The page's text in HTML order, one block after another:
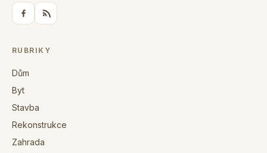
RUBRIKY
Dům
Byt
Stavba
Rekonstrukce
Zahrada